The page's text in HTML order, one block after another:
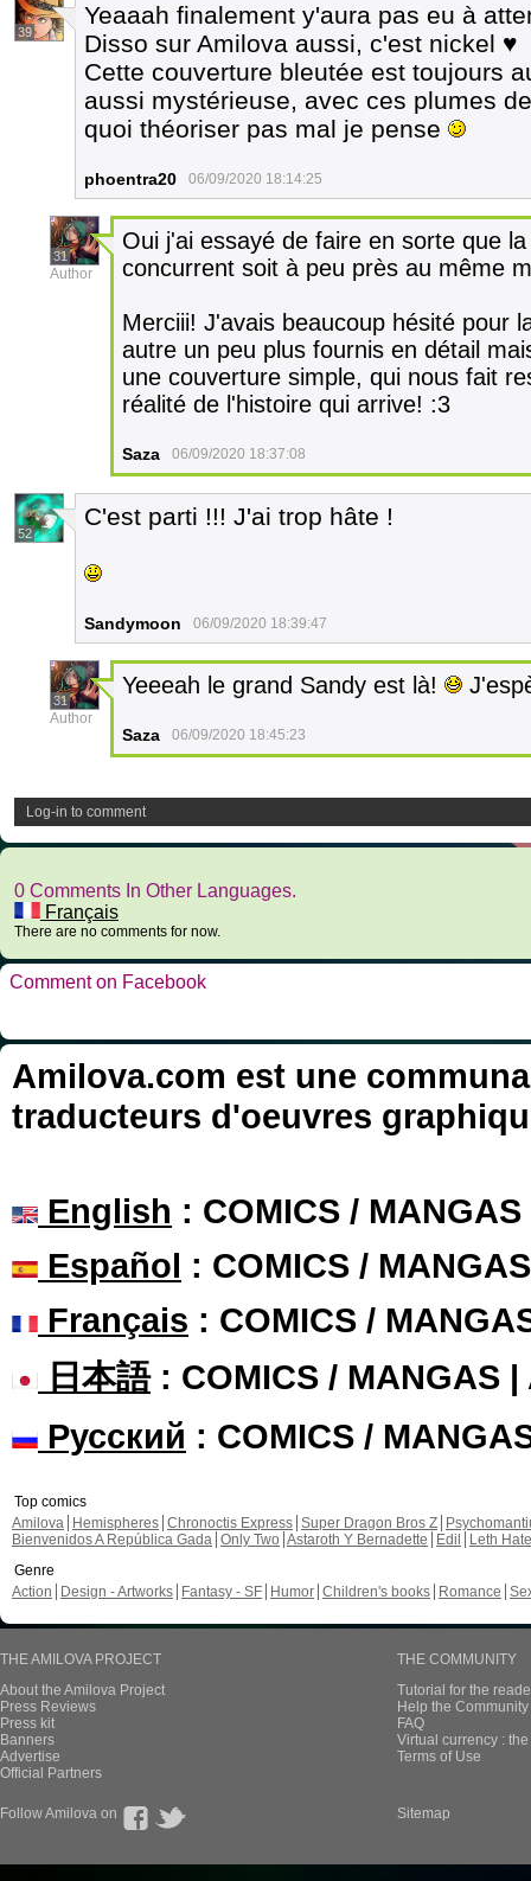
39
Yeaaah finalement y'aura pas eu à
Disso sur Amilova aussi, c'est nickel ♥
Cette couverture bleutée est toujours
aussi mystérieuse, avec ces plumes
quoi théoriser pas mal je pense
phoentra20 06/09/2020 18:14:25
31
Author
Oui j'ai essayé de faire en sorte que
concurrent soit à peu près au même
Merciii! J'avais beaucoup hésité pour
autre un peu plus fournis en détail
une couverture simple, qui nous fait
réalité de l'histoire qui arrive! :3
Saza 06/09/2020 18:37:08
52
C'est parti !!! J'ai trop hâte !
Sandymoon 06/09/2020 18:39:47
31
Author
Yeeeah le grand Sandy est là!
Saza 06/09/2020 18:45:23
Log-in to comment
0 Comments In Other Languages.
Français
There are no comments for now.
Comment on Facebook
Amilova.com est une
traducteurs d'oeuvres
English : COMICS /
Español : COMICS /
Français : COMICS /
日本語: COMICS / MANGAS |
Русский : COMICS /
Top comics
Amilova
Hemispheres Chronoctis Express Super Dragon Bros Z
Bienvenidos A República Gada Only Two Astaroth Y Bernadette Edil
Leth Hate
Genre
Action
Design - Artworks Fantasy - SF Humor Children's books Romance
THE AMILOVA PROJECT
About the Amilova Project
Press Reviews
Press kit
Banners
Advertise
Official Partners
THE COMMUNITY
Tutorial for the
Help the
FAQ
Virtual currency :
Terms of Use
Follow Amilova on Sitemap